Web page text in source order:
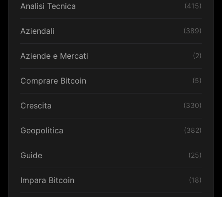
Analisi Tecnica (415)
Aziendali (389)
Aziende e Mercati (2)
Comprare Bitcoin (5)
Crescita (330)
Geopolitica (382)
Guide (25)
Impara Bitcoin (18)